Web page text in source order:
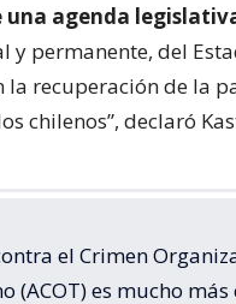
una agenda
y permanente, del
la recuperación de la
chilenos”, declaró
el Crimen
(ACOT) es mucho más